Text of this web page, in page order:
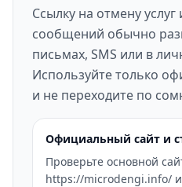
Ссылку на отмену услуг
сообщений обычно
письмах, SMS или в
Используйте только
и не переходите по
Официальный сайт и
Проверьте основной
https://microdengi.info/